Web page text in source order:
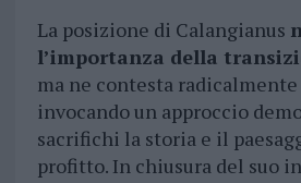
La posizione di Calangianus
l’importanza della
ma ne contesta
invocando un approccio
sacrifichi la storia e il
profitto. In chiusura del suo